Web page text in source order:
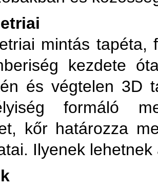
mintás tapéta,
kezdete
és végtelen 3D
formáló
kőr határozza
Ilyenek